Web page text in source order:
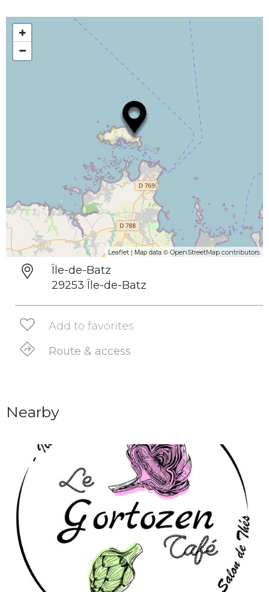
+
−
Leaflet | Map data © OpenStreetMap contributors
Île-de-Batz
29253 Île-de-Batz
Add to favorites
Route & access
Nearby